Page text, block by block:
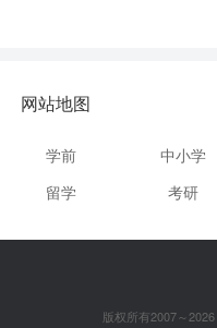
网站地图
学前 中小学
留学
考研
版权所有2007～